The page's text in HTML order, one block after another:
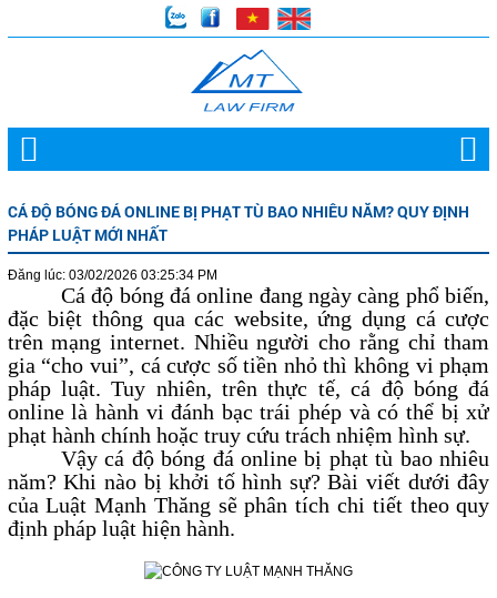
CÁ ĐỘ BÓNG ĐÁ ONLINE BỊ PHẠT TÙ BAO NHIÊU NĂM? QUY ĐỊNH
PHÁP LUẬT MỚI NHẤT
Đăng lúc: 03/02/2026 03:25:34 PM
Cá độ bóng đá online đang ngày càng phổ biến,
đặc biệt thông qua các website, ứng dụng cá cược
trên mạng internet. Nhiều người cho rằng chỉ tham
gia “cho vui”, cá cược số tiền nhỏ thì không vi phạm
pháp luật. Tuy nhiên, trên thực tế, cá độ bóng đá
online là hành vi đánh bạc trái phép và có thể bị xử
phạt hành chính hoặc truy cứu trách nhiệm hình sự.
Vậy cá độ bóng đá online bị phạt tù bao nhiêu
năm? Khi nào bị khởi tố hình sự? Bài viết dưới đây
của Luật Mạnh Thăng sẽ phân tích chi tiết theo quy
định pháp luật hiện hành.